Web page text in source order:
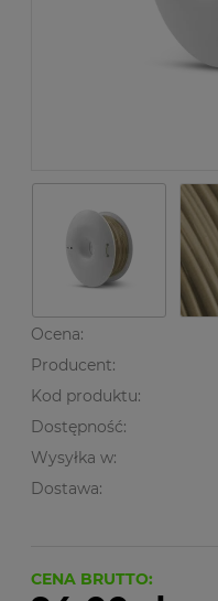
Ocena:
Producent:
Kod produktu:
Dostępność:
Wysyłka w:
Dostawa:
Cena nie zawiera
CENA BRUTTO: